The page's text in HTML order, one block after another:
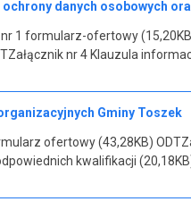
danych osobowych
1 formularz-ofertowy
nr 4 Klauzula
Gminy Toszek
ofertowy (43,28KB)
kwalifikacji